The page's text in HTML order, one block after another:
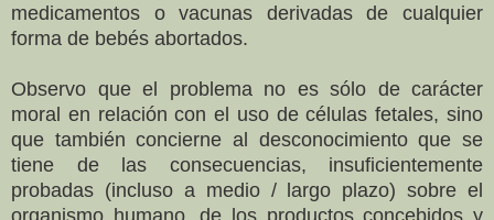
medicamentos o vacunas derivadas de cualquier
forma de bebés abortados.
Observo que el problema no es sólo de carácter
moral en relación con el uso de células fetales, sino
que también concierne al desconocimiento que se
tiene de las consecuencias, insuficientemente
probadas (incluso a medio / largo plazo) sobre el
organismo humano, de los productos concebidos y